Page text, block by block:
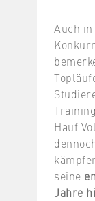
Auch
Hauf
seine
Jahre